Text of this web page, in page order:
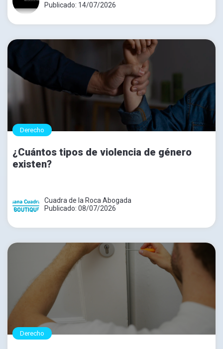
Publicado: 14/07/2026
Derecho
¿Cuántos tipos de violencia de género
existen?
Cuadra de la Roca Abogada
Publicado: 08/07/2026
Derecho